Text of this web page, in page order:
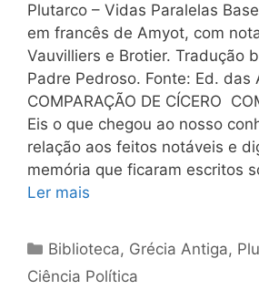
Plutarco – Vidas Paralelas
em francês de Amyot, com
Vauvilliers e Brotier. Tradução
Padre Pedroso. Fonte: Ed. das
COMPARAÇÃO DE CÍCERO
Eis o que chegou ao nosso
relação aos feitos notáveis e
memória que ficaram escritos
Ler mais
Categorias
Biblioteca, Grécia Antiga,
Ciência Política